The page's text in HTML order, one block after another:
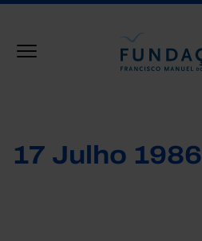
17 Julho 1986